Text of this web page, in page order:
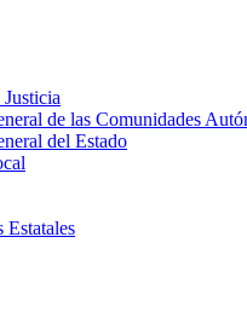
de las Comunidades
del Estado
Estatales